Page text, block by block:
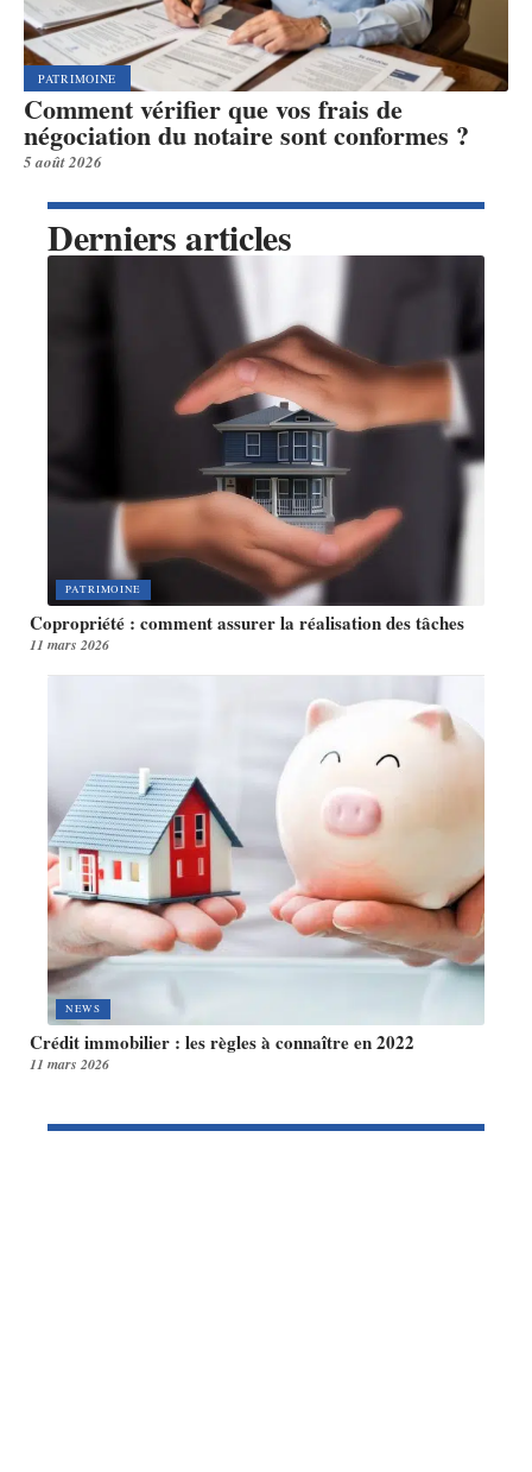
PATRIMOINE
Comment vérifier que vos frais de
négociation du notaire sont conformes ?
5 août 2026
Derniers articles
PATRIMOINE
Copropriété : comment assurer la réalisation des tâches
11 mars 2026
NEWS
Crédit immobilier : les règles à connaître en 2022
11 mars 2026